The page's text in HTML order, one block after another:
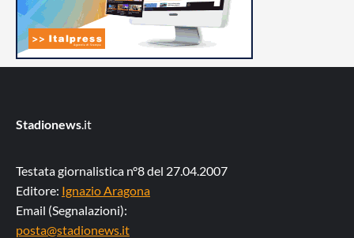
Stadionews.it
Testata giornalistica n°8 del 27.04.2007
Editore: Ignazio Aragona
Email (Segnalazioni):
posta@stadionews.it